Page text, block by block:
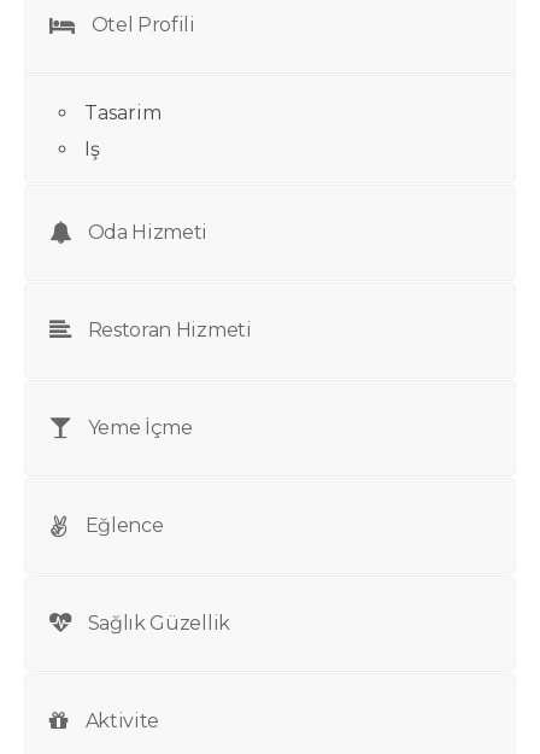
Otel Profili
Tasarim
Iş
Oda Hizmeti
Restoran Hizmeti
Yeme İçme
Eğlence
Sağlık Güzellik
Aktivite